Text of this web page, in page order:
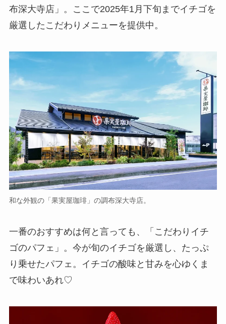
布深大寺店」。ここで2025年1月下旬までイチゴを
厳選したこだわりメニューを提供中。
和な外観の「果実屋珈琲」の調布深大寺店。
一番のおすすめは何と言っても、「こだわりイチ
ゴのパフェ」。今が旬のイチゴを厳選し、たっぷ
り乗せたパフェ。イチゴの酸味と甘みを心ゆくま
で味わいあれ♡